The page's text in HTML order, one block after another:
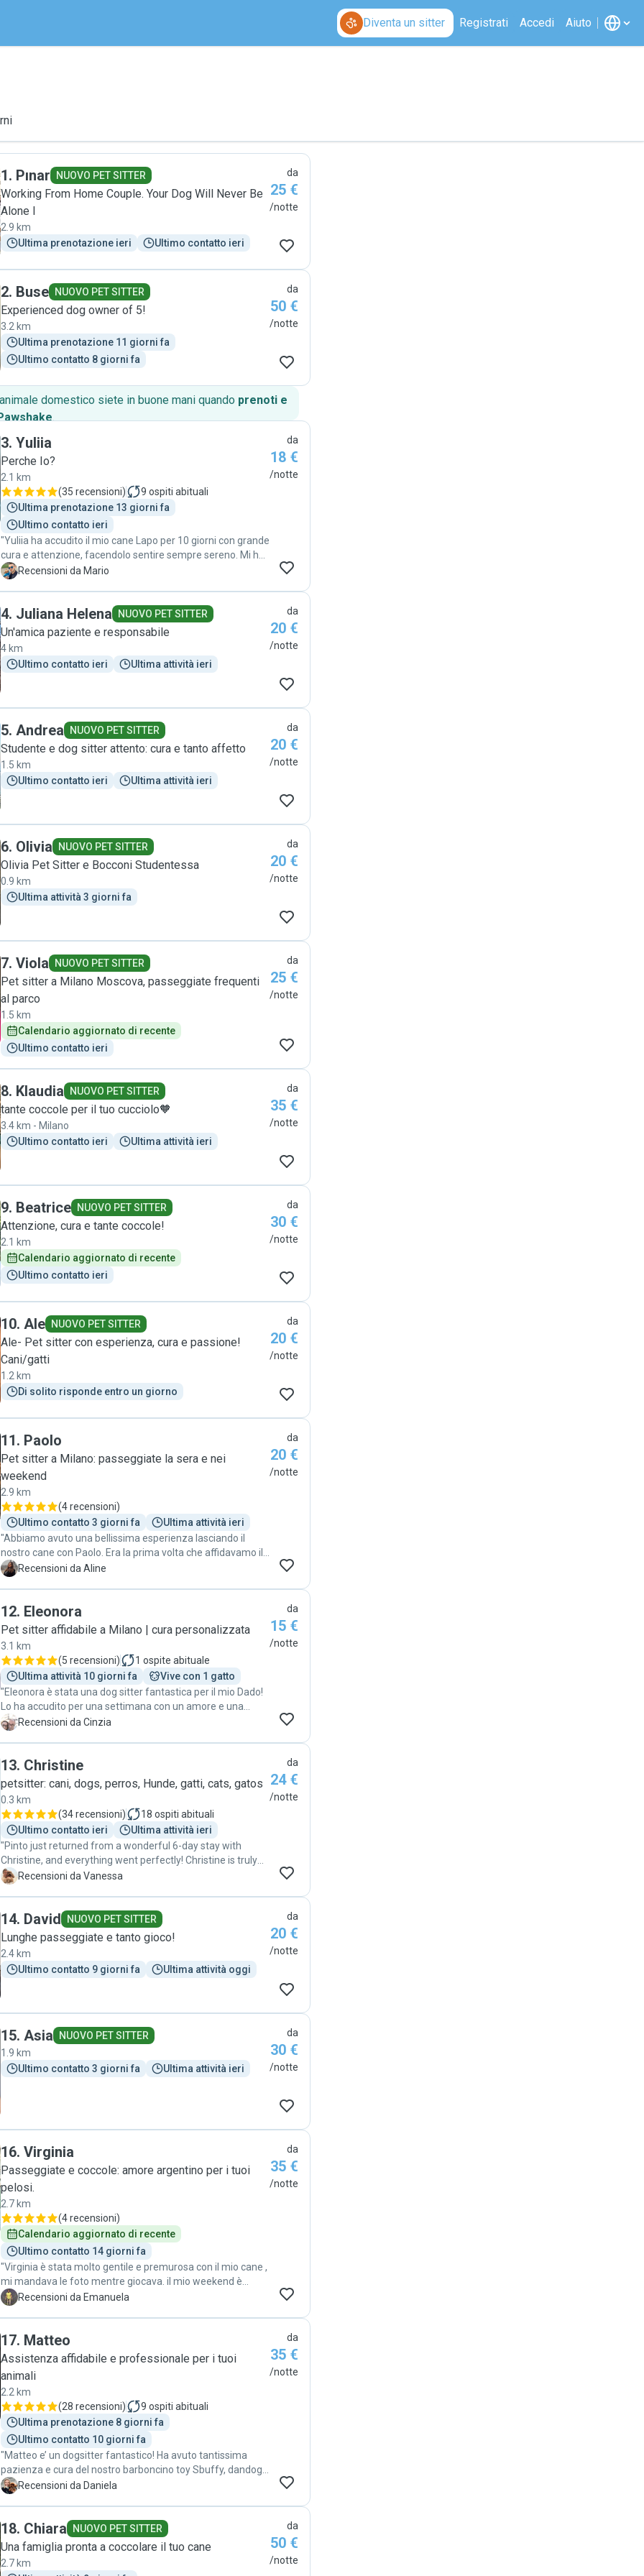
Diventa un sitter Registrati Accedi Aiuto
1. Pınar NUOVO PET SITTER
Working From Home Couple. Your Dog Will Never Be
Alone l
2.9 km
Ultima prenotazione ieri
Ultimo contatto ieri
da
25 €
/notte
2. Buse NUOVO PET SITTER
Experienced dog owner of 5!
3.2 km
Ultima prenotazione 11 giorni fa
Ultimo contatto 8 giorni fa
da
50 €
/notte
domestico siete in buone mani quando prenoti e
.
3. Yuliia
Perche Io?
2.1 km
(35 recensioni) 9 ospiti abituali
Ultima prenotazione 13 giorni fa
Ultimo contatto ieri
"Yuliia ha accudito il mio cane Lapo per 10 giorni con grande
cura e attenzione, facendolo sentire sempre sereno. Mi ha
tenuto costantemente aggiornato con foto e messaggi su
responsabilità. Consigliata a chi cerca una dogsitter
M Recensioni da Mario
da
18 €
/notte
4. Juliana Helena NUOVO PET SITTER
Un'amica paziente e responsabile
4 km
Ultimo contatto ieri
Ultima attività ieri
da
20 €
/notte
5. Andrea NUOVO PET SITTER
Studente e dog sitter attento: cura e tanto affetto
1.5 km
Ultimo contatto ieri
Ultima attività ieri
da
20 €
/notte
6. Olivia NUOVO PET SITTER
Olivia Pet Sitter e Bocconi Studentessa
0.9 km
Ultima attività 3 giorni fa
da
20 €
/notte
7. Viola NUOVO PET SITTER
Pet sitter a Milano Moscova, passeggiate frequenti
al parco
1.5 km
Calendario aggiornato di recente
Ultimo contatto ieri
da
25 €
/notte
8. Klaudia NUOVO PET SITTER
tante coccole per il tuo cucciolo🧡
3.4 km - Milano
Ultimo contatto ieri
Ultima attività ieri
da
35 €
/notte
9. Beatrice NUOVO PET SITTER
Attenzione, cura e tante coccole!
2.1 km
Calendario aggiornato di recente
Ultimo contatto ieri
da
30 €
/notte
10. Ale NUOVO PET SITTER
Ale- Pet sitter con esperienza, cura e passione!
Cani/gatti
1.2 km
Di solito risponde entro un giorno
da
20 €
/notte
11. Paolo
Pet sitter a Milano: passeggiate la sera e nei
weekend
2.9 km
(4 recensioni)
Ultimo contatto 3 giorni fa
Ultima attività ieri
"Abbiamo avuto una bellissima esperienza lasciando il
nostro cane con Paolo. Era la prima volta che affidavamo il
nostro cane a un pet sitter e Paolo si è dimostrato molto
premuroso e attento nei confronti del nostro cucciolo. Dalle
foto si vedeva chiaramente che Nick era tranquillo, sereno
tutti."
A Recensioni da Aline
da
20 €
/notte
12. Eleonora
Pet sitter affidabile a Milano | cura personalizzata
3.1 km
(5 recensioni) 1 ospite abituale
Ultima attività 10 giorni fa
Vive con 1 gatto
"Eleonora è stata una dog sitter fantastica per il mio Dado!
Lo ha accudito per una settimana con un amore e una
dolcezza infiniti, riempiendomi di foto e aggiornamenti che
certezza: affidabile, affettuosa e super premurosa. Grazie
di cuore per averlo trattato come se fosse tuo! Consiglio
Eleonora a tutti."
C Recensioni da Cinzia
da
15 €
/notte
13. Christine
petsitter: cani, dogs, perros, Hunde, gatti, cats, gatos
0.3 km
(34 recensioni) 18 ospiti abituali
Ultimo contatto ieri
Ultima attività ieri
"Pinto just returned from a wonderful 6-day stay with
Christine, and everything went perfectly! Christine is truly
lovely, and the entire experience was smooth and stress-
being so accommodating and attentive. I wholeheartedly
recommend Christine to anyone looking for a caring and
reliable pet sitter!"
V Recensioni da Vanessa
da
24 €
/notte
14. David NUOVO PET SITTER
Lunghe passeggiate e tanto gioco!
2.4 km
Ultimo contatto 9 giorni fa
Ultima attività oggi
da
20 €
/notte
15. Asia
NUOVO PET SITTER
1.9 km
Ultimo contatto 3 giorni fa
Ultima attività ieri
da
30 €
/notte
16. Virginia
Passeggiate e coccole: amore argentino per i tuoi
pelosi.
2.7 km
(4 recensioni)
Calendario aggiornato di recente
Ultimo contatto 14 giorni fa
"Virginia è stata molto gentile e premurosa con il mio cane ,
mi mandava le foto mentre giocava. il mio weekend è
trascorso in serenità, ho avuto subito fiducia di lei "
E Recensioni da Emanuela
da
35 €
/notte
17. Matteo
Assistenza affidabile e professionale per i tuoi
animali
2.2 km
(28 recensioni) 9 ospiti abituali
Ultima prenotazione 8 giorni fa
Ultimo contatto 10 giorni fa
"Matteo e’ un dogsitter fantastico! Ha avuto tantissima
pazienza e cura del nostro barboncino toy Sbuffy, dandogli
tempo e modo per adattarsi alla sue prime volte senza i
Anche noi, grazie alla comunicazione impeccabile di
Matteo, siamo stati tranquilli! Matteo super, 5 stelle su
D Recensioni da Daniela
da
35 €
/notte
18. Chiara NUOVO PET SITTER
Una famiglia pronta a coccolare il tuo cane
2.7 km
da
50 €
/notte